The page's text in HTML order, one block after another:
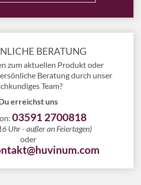
BERATUNG
zum aktuellen Produkt oder
Beratung durch unser
Team?
erreichst uns
03591 2700818
Uhr - außer an Feiertagen)
oder